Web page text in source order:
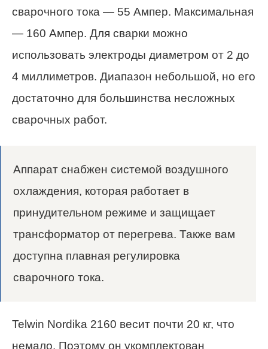
сварочного тока — 55 Ампер. Максимальная
— 160 Ампер. Для сварки можно
использовать электроды диаметром от 2 до
4 миллиметров. Диапазон небольшой, но его
достаточно для большинства несложных
сварочных работ.
Аппарат снабжен системой воздушного
охлаждения, которая работает в
принудительном режиме и защищает
трансформатор от перегрева. Также вам
доступна плавная регулировка
сварочного тока.
Telwin Nordika 2160 весит почти 20 кг, что
немало. Поэтому он укомплектован